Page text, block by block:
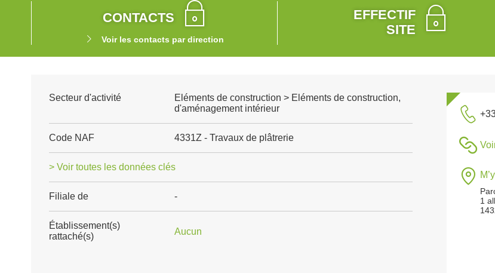
CONTACTS
Voir les contacts par direction
EFFECTIF
SITE
Secteur d'activité
Eléments de construction > Eléments de construction,
d'aménagement intérieur
Code NAF 4331Z - Travaux de plâtrerie
> Voir toutes les données clés
Filiale de -
Établissement(s)
rattaché(s)
Aucun
1